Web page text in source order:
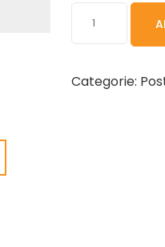
Cantitate
Ship
Your
Categorie: